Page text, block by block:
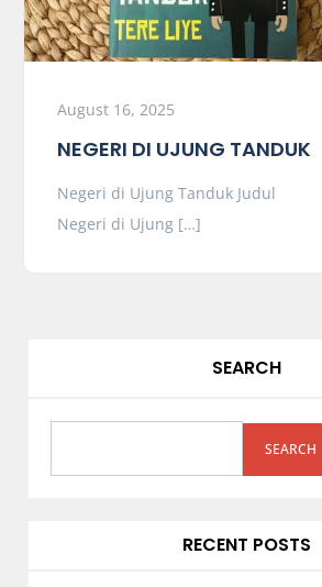
August 16, 2025
NEGERI DI UJUNG TANDUK
Negeri di Ujung Tanduk
Negeri di Ujung […]
SEARCH
SEARCH
RECENT POSTS